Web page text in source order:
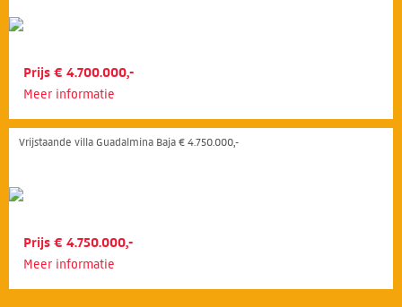
Prijs € 4.700.000,-
Meer informatie
Vrijstaande villa Guadalmina Baja € 4.750.000,-
Prijs € 4.750.000,-
Meer informatie